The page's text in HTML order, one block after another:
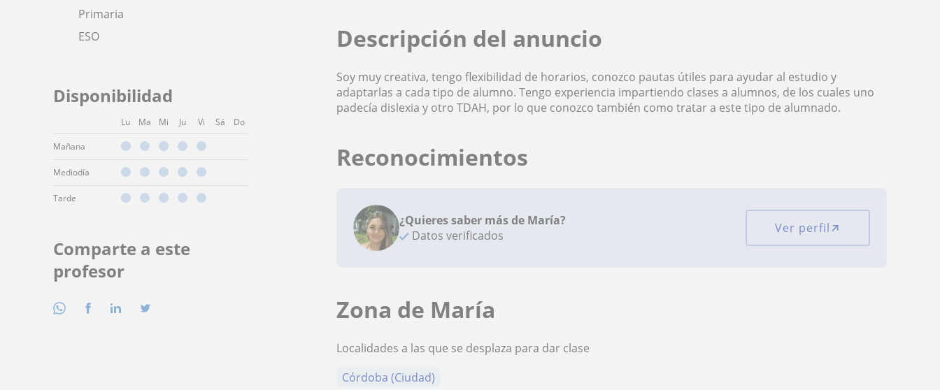
Primaria
ESO
Disponibilidad
Lu Ma Mi Ju Vi Sá Do
Mañana
Mediodía
Tarde
Comparte a este
profesor
Descripción del anuncio
Soy muy creativa, tengo flexibilidad de horarios, conozco pautas útiles para ayudar al estudio y
adaptarlas a cada tipo de alumno. Tengo experiencia impartiendo clases a alumnos, de los cuales uno
padecía dislexia y otro TDAH, por lo que conozco también como tratar a este tipo de alumnado.
Reconocimientos
¿Quieres saber más de María?
Datos verificados
Ver perfil
Zona de María
Localidades a las que se desplaza para dar clase
Córdoba (Ciudad)